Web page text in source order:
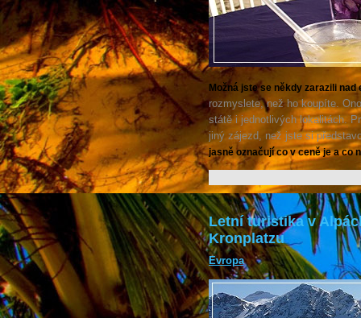
Možná jste se někdy zarazili
rozmyslete, než ho koupíte.
státě i jednotlivých lokalitách.
jiný zájezd, než jste si
jasně označují co v ceně je a co
Letní turistika v
Kronplatzu
Evropa